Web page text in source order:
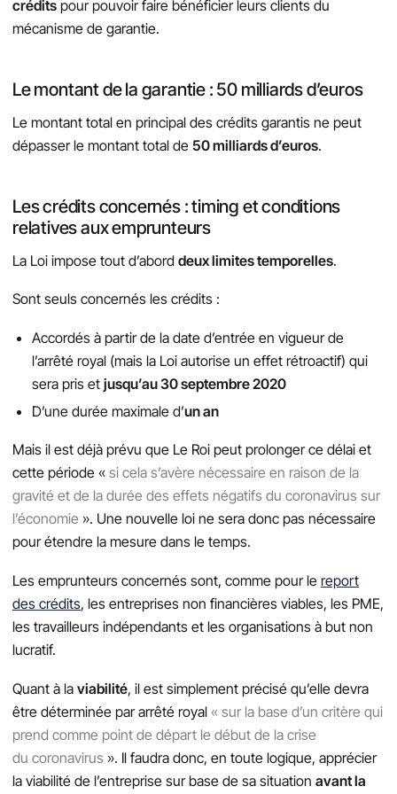
crédits pour pouvoir faire bénéficier leurs clients du
mécanisme de garantie.
Le montant de la garantie : 50 milliards d’euros
Le montant total en principal des crédits garantis ne peut
dépasser le montant total de 50 milliards d’euros.
Les crédits concernés : timing et conditions
relatives aux emprunteurs
La Loi impose tout d’abord deux limites temporelles.
Sont seuls concernés les crédits :
Accordés à partir de la date d’entrée en vigueur de
l’arrêté royal (mais la Loi autorise un effet rétroactif) qui
sera pris etjusqu’au 30 septembre 2020
D’une durée maximale d’un an
Mais il est déjà prévu que Le Roi peut prolonger ce délai et
cette période « si cela s’avère nécessaire en raison de la
gravité et de la durée des effets négatifs du coronavirus sur
l’économie ». Une nouvelle loi ne sera donc pas nécessaire
pour étendre la mesure dans le temps.
Les emprunteurs concernés sont, comme pour le report
des crédits, les entreprises non financières viables, les PME,
les travailleurs indépendants et les organisations à but non
lucratif.
Quant à la viabilité, il est simplement précisé qu’elle devra
être déterminée par arrêté royal « sur la base d’un critère qui
prend comme point de départ le début de la crise
du coronavirus ». Il faudra donc, en toute logique, apprécier
la viabilité de l’entreprise sur base de sa situation avant la